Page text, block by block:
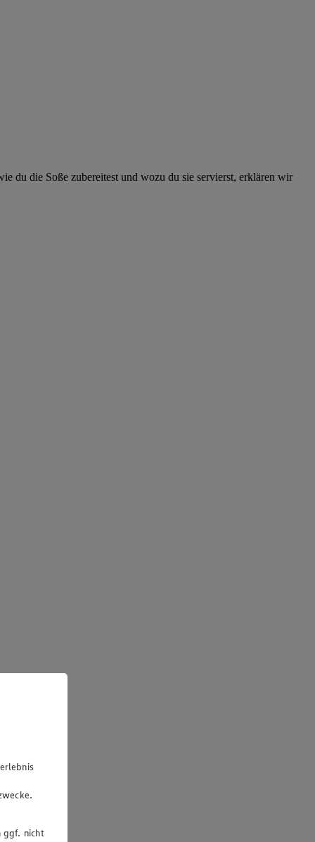
du die Soße zubereitest und wozu du sie servierst, erklären wir
ggf. nicht